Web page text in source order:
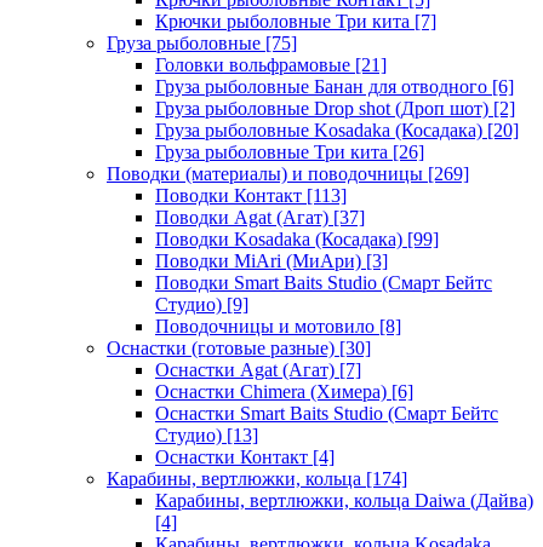
Крючки рыболовные Три кита [7]
Груза рыболовные [75]
Головки вольфрамовые [21]
Груза рыболовные Банан для отводного [6]
Груза рыболовные Drop shot (Дроп шот) [2]
Груза рыболовные Kosadaka (Косадака) [20]
Груза рыболовные Три кита [26]
Поводки (материалы) и поводочницы [269]
Поводки Контакт [113]
Поводки Agat (Агат) [37]
Поводки Kosadaka (Косадака) [99]
Поводки MiAri (МиАри) [3]
Поводки Smart Baits Studio (Смарт Бейтс
Студио) [9]
Поводочницы и мотовило [8]
Оснастки (готовые разные) [30]
Оснастки Agat (Агат) [7]
Оснастки Chimera (Химера) [6]
Оснастки Smart Baits Studio (Смарт Бейтс
Студио) [13]
Оснастки Контакт [4]
Карабины, вертлюжки, кольца [174]
Карабины, вертлюжки, кольца Daiwa (Дайва)
[4]